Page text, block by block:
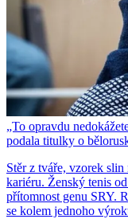
„To opravdu
podala titulky o
Stěr z tváře, vzorek
kariéru. Ženský tenis
přítomnost genu SRY.
se kolem jednoho